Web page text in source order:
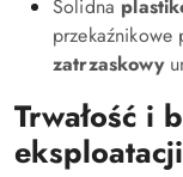
Solidna
przekaźnikowe
zatrzaskowy
Trwałość i